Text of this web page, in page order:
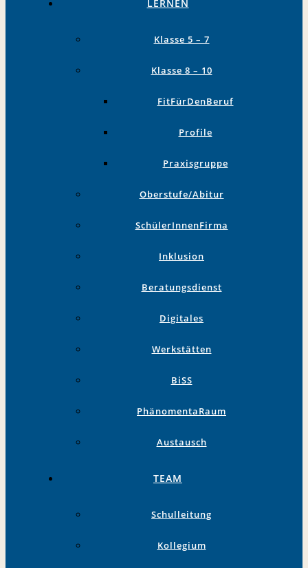
LERNEN
Klasse 5 – 7
Klasse 8 – 10
FitFürDenBeruf
Profile
Praxisgruppe
Oberstufe/Abitur
SchülerInnenFirma
Inklusion
Beratungsdienst
Digitales
Werkstätten
BiSS
PhänomentaRaum
Austausch
TEAM
Schulleitung
Kollegium